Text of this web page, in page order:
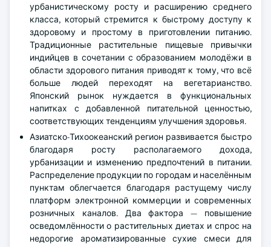
урбанистическому росту и расширению среднего
класса, который стремится к быстрому доступу к
здоровому и простому в приготовлении питанию.
Традиционные растительные пищевые привычки
индийцев в сочетании с образованием молодёжи в
области здорового питания приводят к тому, что всё
больше людей переходят на вегетарианство.
Японский рынок нуждается в функциональных
напитках с добавленной питательной ценностью,
соответствующих тенденциям улучшения здоровья.
Азиатско-Тихоокеанский регион развивается быстро
благодаря росту располагаемого дохода,
урбанизации и изменению предпочтений в питании.
Распределение продукции по городам и населённым
пунктам облегчается благодаря растущему числу
платформ электронной коммерции и современных
розничных каналов. Два фактора — повышение
осведомлённости о растительных диетах и спрос на
недорогие ароматизированные сухие смеси для